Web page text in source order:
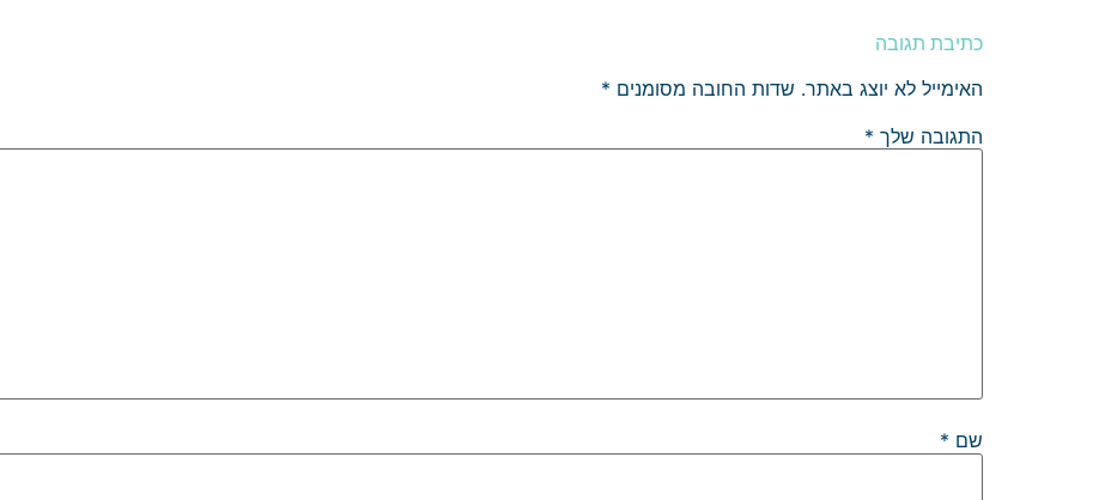
כתיבת תגובה
האימייל לא יוצג באתר. שדות החובה מסומנים *
התגובה שלך *
שם *